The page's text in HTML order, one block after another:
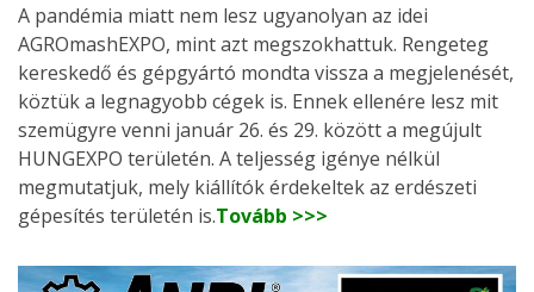
A pandémia miatt nem lesz ugyanolyan az idei
AGROmashEXPO, mint azt megszokhattuk. Rengeteg
kereskedő és gépgyártó mondta vissza a megjelenését,
köztük a legnagyobb cégek is. Ennek ellenére lesz mit
szemügyre venni január 26. és 29. között a megújult
HUNGEXPO területén. A teljesség igénye nélkül
megmutatjuk, mely kiállítók érdekeltek az erdészeti
gépesítés területén is.Tovább >>>